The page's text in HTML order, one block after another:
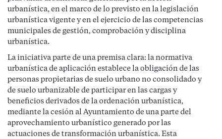
urbanística, en el marco de lo previsto en la legislación
urbanística vigente y en el ejercicio de las competencias
municipales de gestión, comprobación y disciplina
urbanística.
La iniciativa parte de una premisa clara: la normativa
urbanística de aplicación establece la obligación de las
personas propietarias de suelo urbano no consolidado y
de suelo urbanizable de participar en las cargas y
beneficios derivados de la ordenación urbanística,
mediante la cesión al Ayuntamiento de una parte del
aprovechamiento urbanístico generado por las
actuaciones de transformación urbanística. Esta